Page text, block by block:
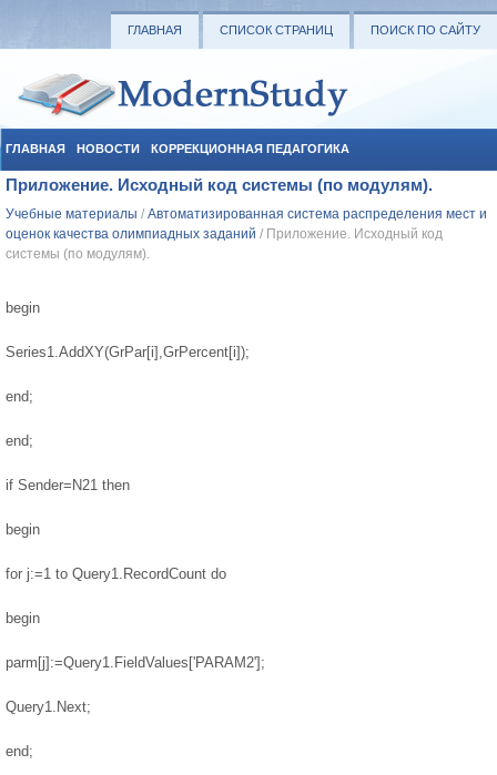
ГЛАВНАЯ СПИСОК СТРАНИЦ ПОИСК ПО САЙТУ
ГЛАВНАЯ НОВОСТИ КОРРЕКЦИОННАЯ ПЕДАГОГИКА
СОЦИАЛЬНАЯ ПЕДАГОГИКА УЧЕБНЫЕ МАТЕРИАЛЫ
Приложение. Исходный код системы (по модулям).
Учебные материалы / Автоматизированная система распределения мест и
оценок качества олимпиадных заданий / Приложение. Исходный код
системы (по модулям).
begin
Series1.AddXY(GrPar[i],GrPercent[i]);
end;
end;
if Sender=N21 then
begin
for j:=1 to Query1.RecordCount do
begin
parm[j]:=Query1.FieldValues['PARAM2'];
Query1.Next;
end;